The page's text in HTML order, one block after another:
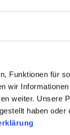
Funktionen für
wir
weiter. Unsere
haben